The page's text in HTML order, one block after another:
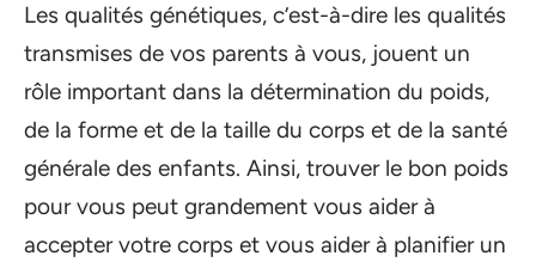
Les qualités génétiques, c’est-à-dire les qualités
transmises de vos parents à vous, jouent un
rôle important dans la détermination du poids,
de la forme et de la taille du corps et de la santé
générale des enfants. Ainsi, trouver le bon poids
pour vous peut grandement vous aider à
accepter votre corps et vous aider à planifier un